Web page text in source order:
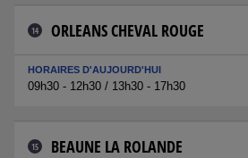
14 ORLEANS CHEVAL ROUGE
HORAIRES D'AUJOURD'HUI
09h30 - 12h30 / 13h30 - 17h30
15 BEAUNE LA ROLANDE